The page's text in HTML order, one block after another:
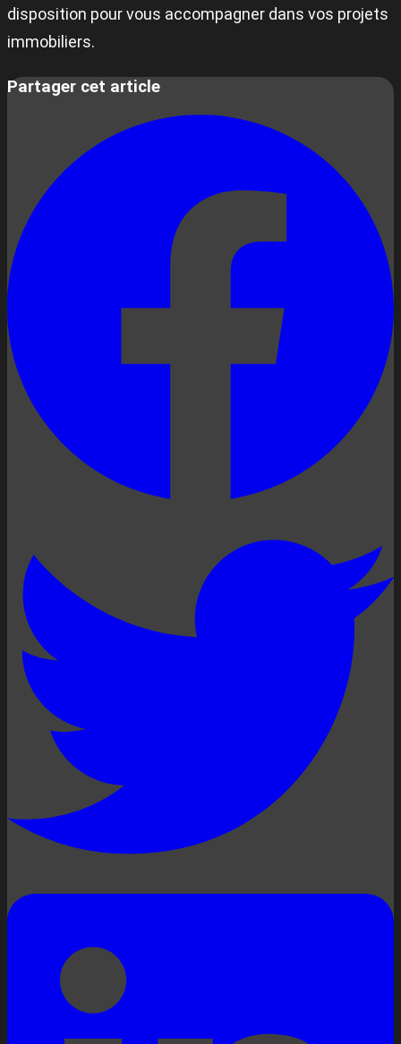
disposition pour vous accompagner dans vos projets
immobiliers.
Partager cet article